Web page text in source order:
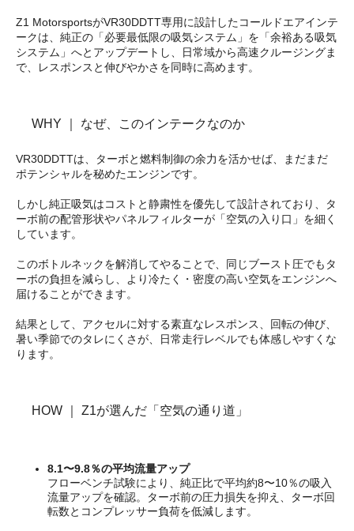
Z1 MotorsportsがVR30DDTT専用に設計したコールドエアインテ
ークは、純正の「必要最低限の吸気システム」を「余裕ある吸気
システム」へとアップデートし、日常域から高速クルージングま
で、レスポンスと伸びやかさを同時に高めます。
WHY ｜ なぜ、このインテークなのか
VR30DDTTは、ターボと燃料制御の余力を活かせば、まだまだ
ポテンシャルを秘めたエンジンです。
しかし純正吸気はコストと静粛性を優先して設計されており、タ
ーボ前の配管形状やパネルフィルターが「空気の入り口」を細く
しています。
このボトルネックを解消してやることで、同じブースト圧でもタ
ーボの負担を減らし、より冷たく・密度の高い空気をエンジンへ
届けることができます。
結果として、アクセルに対する素直なレスポンス、回転の伸び、
暑い季節でのタレにくさが、日常走行レベルでも体感しやすくな
ります。
HOW ｜ Z1が選んだ「空気の通り道」
8.1〜9.8％の平均流量アップ
フローベンチ試験により、純正比で平均約8〜10％の吸入
流量アップを確認。ターボ前の圧力損失を抑え、ターボ回
転数とコンプレッサー負荷を低減します。